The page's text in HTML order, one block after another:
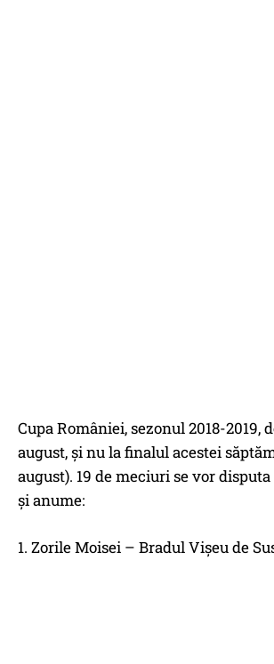
Cupa României, sezonul 2018-2019,
august, şi nu la finalul acestei
august). 19 de meciuri se vor
şi anume:
1. Zorile Moisei – Bradul Vişeu de